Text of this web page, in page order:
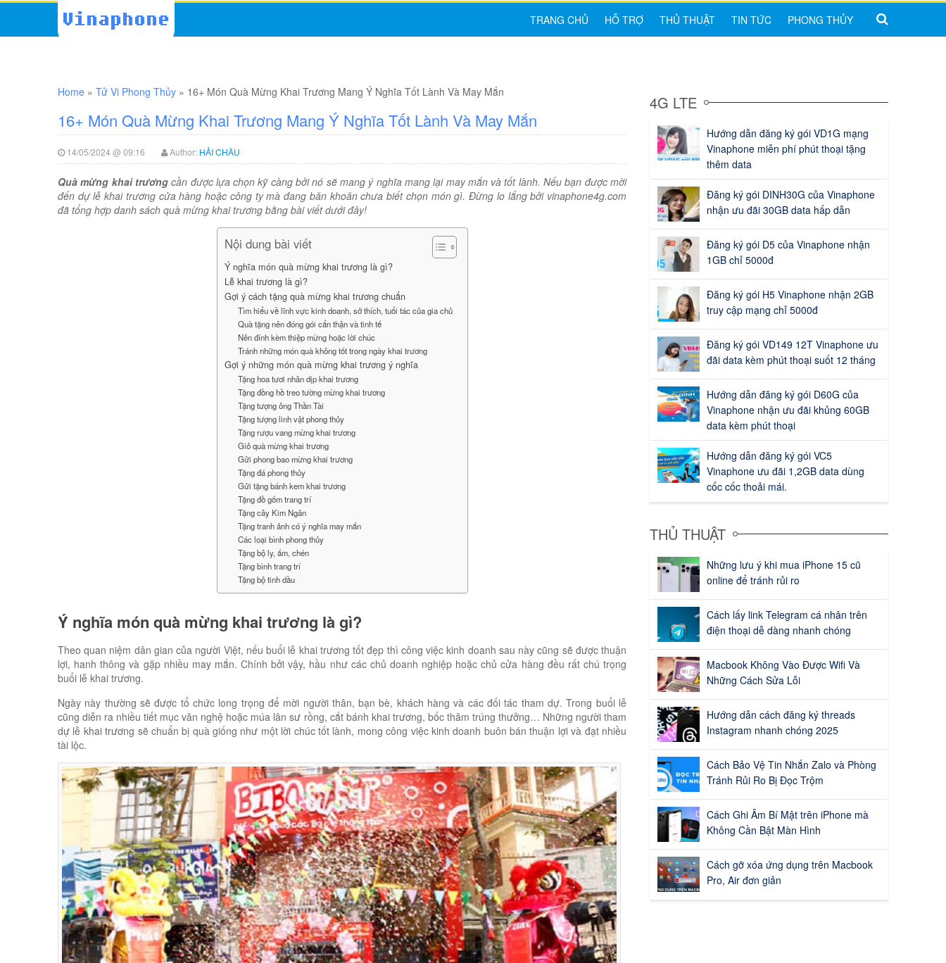
TRANG CHỦ HỖ TRỢ THỦ THUẬT TIN TỨC PHONG THỦY
Home » Tử Vi Phong Thủy » 16+ Món Quà Mừng Khai Trương Mang Ý Nghĩa Tốt Lành Và May Mắn
16+ Món Quà Mừng Khai Trương Mang Ý Nghĩa Tốt Lành Và May Mắn
14/05/2024 @ 09:16 Author: HẢI CHÂU
Quà mừng khai trươngcần được lựa chọn kỹ càng bởi nó sẽ mang ý nghĩa mang lại may mắn và tốt lành. Nếu bạn được mời
đến dự lễ khai trương cửa hàng hoặc công ty mà đang băn khoăn chưa biết chọn món gì. Đừng lo lắng bởi vinaphone4g.com
đã tổng hợp danh sách quà mừng khai trương bằng bài viết dưới đây!
Nội dung bài viết
Ý nghĩa món quà mừng khai trương là gì?
Lễ khai trương là gì?
Gợi ý cách tặng quà mừng khai trương chuẩn
Tìm hiểu về lĩnh vực kinh doanh, sở thích, tuổi tác của gia chủ
Quà tặng nên đóng gói cẩn thận và tinh tế
Nên đính kèm thiệp mừng hoặc lời chúc
Tránh những món quà không tốt trong ngày khai trương
Gợi ý những món quà mừng khai trương ý nghĩa
Tặng hoa tươi nhân dịp khai trương
Tặng đồng hồ treo tường mừng khai trương
Tặng tượng ông Thần Tài
Tặng tượng linh vật phong thủy
Tặng rượu vang mừng khai trương
Giỏ quà mừng khai trương
Gửi phong bao mừng khai trương
Tặng đá phong thủy
Gửi tặng bánh kem khai trương
Tặng đồ gốm trang trí
Tặng cây Kim Ngân
Tặng tranh ảnh có ý nghĩa may mắn
Các loại bình phong thủy
Tặng bộ ly, ấm, chén
Tặng bình trang trí
Tặng bộ tinh dầu
Ý nghĩa món quà mừng khai trương là gì?
Theo quan niệm dân gian của người Việt, nếu buổi lễ khai trương tốt đẹp thì công việc kinh doanh sau này cũng sẽ được thuận
lợi, hanh thông và gặp nhiều may mắn. Chính bởi vậy, hầu như các chủ doanh nghiệp hoặc chủ cửa hàng đều rất chú trọng
buổi lễ khai trương.
Ngày này thường sẽ được tổ chức long trọng để mời người thân, bạn bè, khách hàng và các đối tác tham dự. Trong buổi lễ
cũng diễn ra nhiều tiết mục văn nghệ hoặc múa lân sư rồng, cắt bánh khai trương, bốc thăm trúng thưởng… Những người tham
dự lễ khai trương sẽ chuẩn bị quà giống như một lời chúc tốt lành, mong công việc kinh doanh buôn bán thuận lợi và đạt nhiều
tài lộc.
4G LTE
Hướng dẫn đăng ký gói VD1G mạng
Vinaphone miễn phí phút thoại tặng
thêm data
Đăng ký gói DINH30G của Vinaphone
nhận ưu đãi 30GB data hấp dẫn
Đăng ký gói D5 của Vinaphone nhận
1GB chỉ 5000đ
Đăng ký gói H5 Vinaphone nhận 2GB
truy cập mạng chỉ 5000đ
Đăng ký gói VD149 12T Vinaphone ưu
đãi data kèm phút thoại suốt 12 tháng
Hướng dẫn đăng ký gói D60G của
Vinaphone nhận ưu đãi khủng 60GB
data kèm phút thoại
Hướng dẫn đăng ký gói VC5
Vinaphone ưu đãi 1,2GB data dùng
cốc cốc thoải mái.
THỦ THUẬT
Những lưu ý khi mua iPhone 15 cũ
online để tránh rủi ro
Cách lấy link Telegram cá nhân trên
điện thoại dễ dàng nhanh chóng
Macbook Không Vào Được Wifi Và
Những Cách Sửa Lỗi
Hướng dẫn cách đăng ký threads
Instagram nhanh chóng 2025
Cách Bảo Vệ Tin Nhắn Zalo và Phòng
Tránh Rủi Ro Bị Đọc Trộm
Cách Ghi Âm Bí Mật trên iPhone mà
Không Cần Bật Màn Hình
Cách gỡ xóa ứng dụng trên Macbook
Pro, Air đơn giản